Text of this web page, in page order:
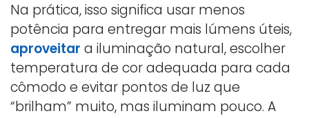
Na prática, isso significa usar menos
potência para entregar mais lúmens úteis,
aproveitar a iluminação natural, escolher
temperatura de cor adequada para cada
cômodo e evitar pontos de luz que
“brilham” muito, mas iluminam pouco. A